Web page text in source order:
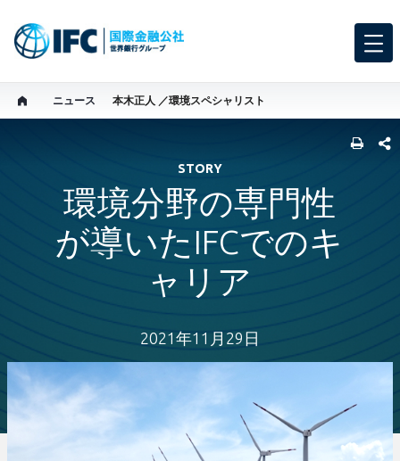
ニュース 本木正人 ／環境スペシャリスト
STORY
環境分野の専門性
が導いたIFCでのキ
ャリア
2021年11月29日